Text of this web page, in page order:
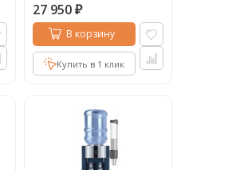
27 950 ₽
В корзину
Купить в 1 клик